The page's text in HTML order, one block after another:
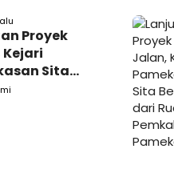
Proyek
Sita
dari Ruang